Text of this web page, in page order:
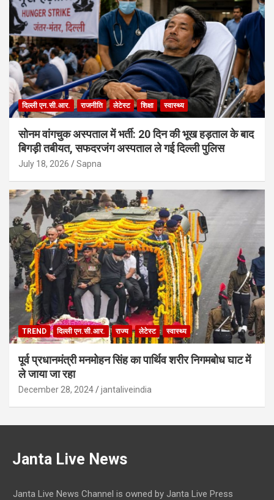
दिल्ली एन.सी.आर. राजनीति लेटेस्ट शिक्षा स्वास्थ्य
सोनम वांगचुक अस्पताल में भर्ती: 20 दिन की भूख हड़ताल के बाद
बिगड़ी तबीयत, सफदरजंग अस्पताल ले गई दिल्ली पुलिस
July 18, 2026 Sapna
TREND दिल्ली एन.सी.आर. राज्य लेटेस्ट स्वास्थ्य
पूर्व प्रधानमंत्री मनमोहन सिंह का पार्थिव शरीर निगमबोध घाट में
ले जाया जा रहा
December 28, 2024 jantaliveindia
Janta Live News
Janta Live News Channel is owned by Janta Live Press